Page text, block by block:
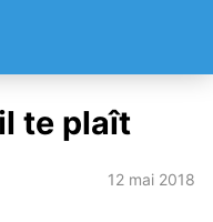
te plaît
12 mai 2018